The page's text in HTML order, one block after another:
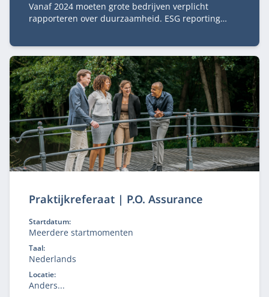
Vanaf 2024 moeten grote bedrijven verplicht
rapporteren over duurzaamheid. ESG reporting
bijzonder de interne beheersing hiervan.
Praktijkreferaat | P.O. Assurance
Startdatum:
Meerdere startmomenten
Taal:
Nederlands
Locatie:
Anders...